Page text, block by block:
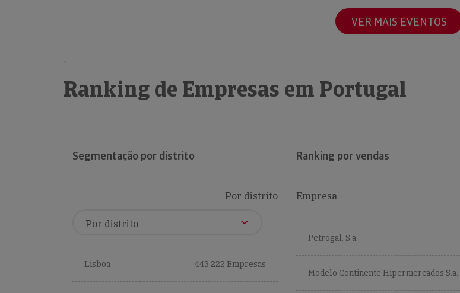
VER MAIS EVENTOS
Ranking de Empresas em Portugal
Segmentação por distrito
Por distrito
Lisboa 443,222 Empresas
Ranking por vendas
Empresa
Petrogal, S.a.
Modelo Continente Hipermercados S.a.